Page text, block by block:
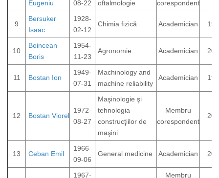
Eugeniu
08-22
oftalmologie
corespondent
9
Bersuker
Isaac
1928-
02-12
Chimia fizică Academician
10
Boincean
Boris
1954-
11-23
Agronomie Academician
11 Bostan Ion
1949-
07-31
Machinology and
machine reliability
Academician
12 Bostan Viorel
1972-
08-27
Maşinologie şi
tehnologia
construcţiilor de
maşini
Membru
corespondent
13 Ceban Emil
1966-
09-06
General medicine Academician
1967-
Membru